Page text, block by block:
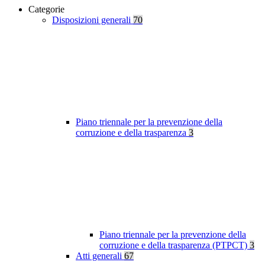
Categorie
Disposizioni generali 70
Piano triennale per la prevenzione della
corruzione e della trasparenza 3
Piano triennale per la prevenzione della
corruzione e della trasparenza (PTPCT) 3
Atti generali 67